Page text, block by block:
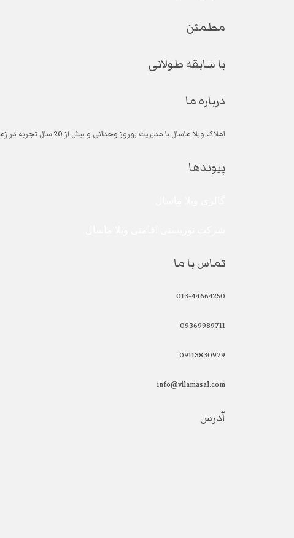
مطمئن
با سابقه طولانی
درباره ما
املاک ویلا ماسال با مدیریت بهروز وحدانی و بیش از 20 سال تجربه در زمینه خرید ، فروش و پیمانکاری ویلا ، آپارتمان و زمین در ماسال و ییلاقات ماسال آماده ارائه بهترین خدمات به مسافران و مشتریان محترم می باشد.
پیوندها
تماس با ما
013-44664250
09369989711
09113830979
info@vilamasal.com
آدرس